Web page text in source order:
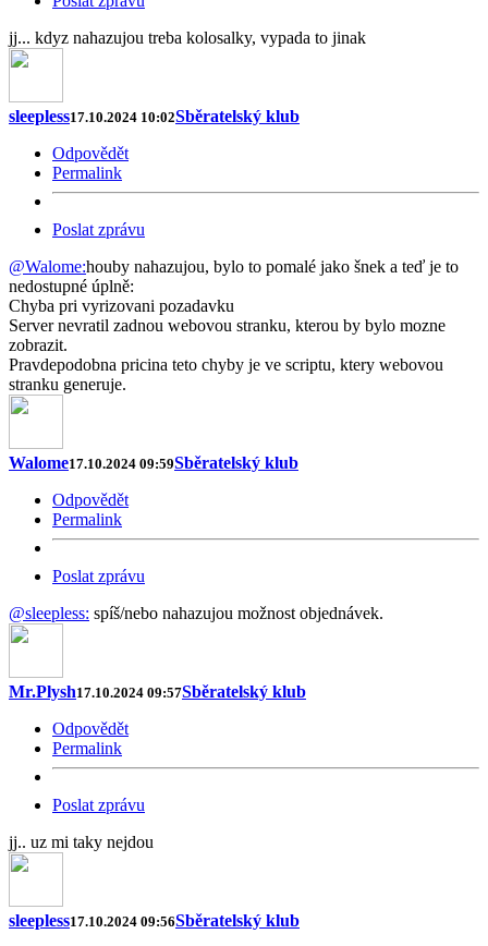
jj... kdyz nahazujou treba kolosalky, vypada to jinak
sleepless17.10.2024 10:02Sběratelský klub
Odpovědět
Permalink
Poslat zprávu
@Walome:houby nahazujou, bylo to pomalé jako šnek a teď je to
nedostupné úplně:
Chyba pri vyrizovani pozadavku
Server nevratil zadnou webovou stranku, kterou by bylo mozne
zobrazit.
Pravdepodobna pricina teto chyby je ve scriptu, ktery webovou
stranku generuje.
Walome17.10.2024 09:59Sběratelský klub
Odpovědět
Permalink
Poslat zprávu
@sleepless: spíš/nebo nahazujou možnost objednávek.
Mr.Plysh17.10.2024 09:57Sběratelský klub
Odpovědět
Permalink
Poslat zprávu
jj.. uz mi taky nejdou
sleepless17.10.2024 09:56Sběratelský klub